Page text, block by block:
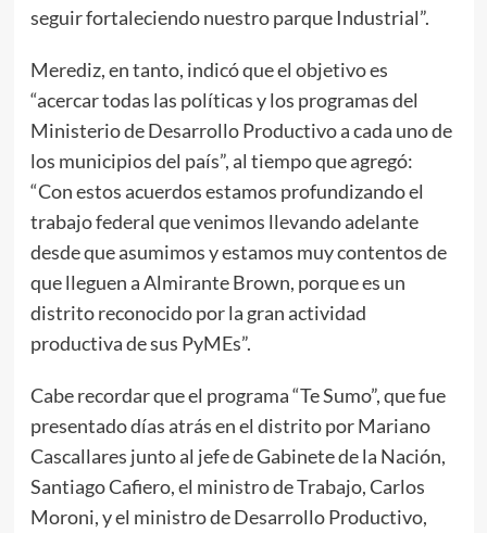
seguir fortaleciendo nuestro parque Industrial”.
Merediz, en tanto, indicó que el objetivo es
“acercar todas las políticas y los programas del
Ministerio de Desarrollo Productivo a cada uno de
los municipios del país”, al tiempo que agregó:
“Con estos acuerdos estamos profundizando el
trabajo federal que venimos llevando adelante
desde que asumimos y estamos muy contentos de
que lleguen a Almirante Brown, porque es un
distrito reconocido por la gran actividad
productiva de sus PyMEs”.
Cabe recordar que el programa “Te Sumo”, que fue
presentado días atrás en el distrito por Mariano
Cascallares junto al jefe de Gabinete de la Nación,
Santiago Cafiero, el ministro de Trabajo, Carlos
Moroni, y el ministro de Desarrollo Productivo,